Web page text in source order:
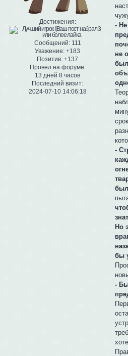
Достижения:
Сообщений:111
Уважение: +183
Позитив: +137
Провел на форуме:
13 дней 8 часов
Последний визит:
2024-07-10 14:06:18
-
не
-
Но
бы
-